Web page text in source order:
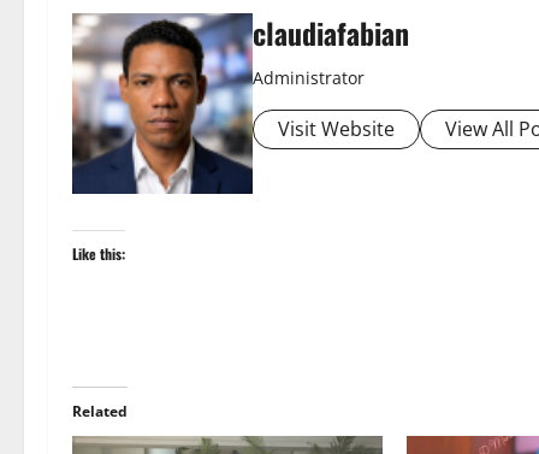
claudiafabian
Administrator
Visit Website View All
Like this:
Related